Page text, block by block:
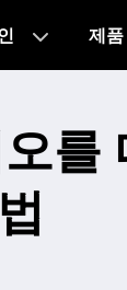
제품
를